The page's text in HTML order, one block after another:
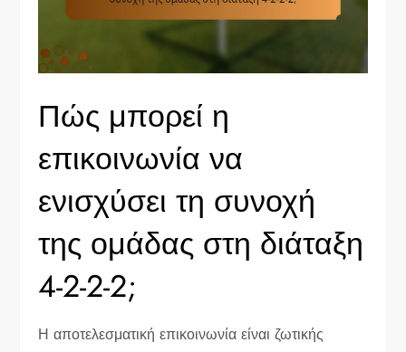
Πώς μπορεί η
επικοινωνία να
ενισχύσει τη συνοχή
της ομάδας στη διάταξη
4-2-2-2;
Η αποτελεσματική επικοινωνία είναι ζωτικής